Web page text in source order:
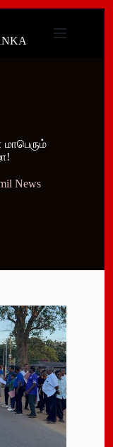
மாபெரும்
News